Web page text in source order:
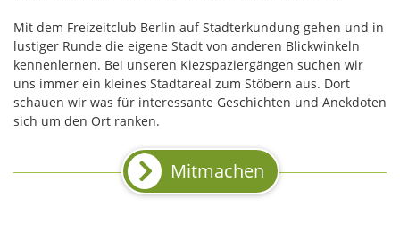
Mit dem Freizeitclub Berlin auf Stadterkundung gehen und in
lustiger Runde die eigene Stadt von anderen Blickwinkeln
kennenlernen. Bei unseren Kiezspaziergängen suchen wir
uns immer ein kleines Stadtareal zum Stöbern aus. Dort
schauen wir was für interessante Geschichten und Anekdoten
sich um den Ort ranken.
Mitmachen